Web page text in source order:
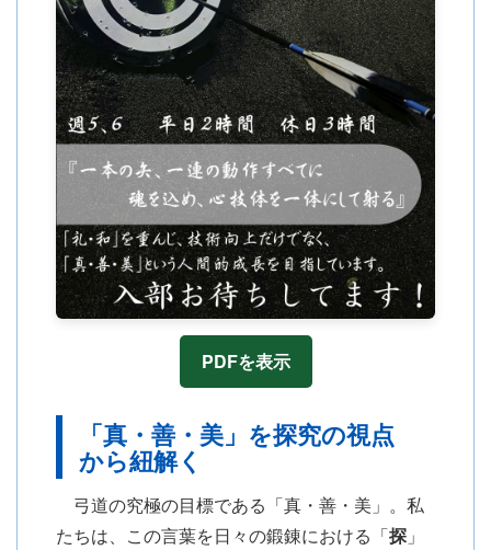
PDFを表示
「真・善・美」を探究の視点
から紐解く
弓道の究極の目標である「真・善・美」。私
たちは、この言葉を日々の鍛錬における「探 」